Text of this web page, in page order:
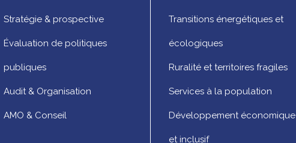
Stratégie & prospective
Évaluation de politiques
publiques
Audit & Organisation
AMO & Conseil
Transitions énergétiques et
écologiques
Ruralité et territoires fragiles
Services à la population
Développement économique
et inclusif